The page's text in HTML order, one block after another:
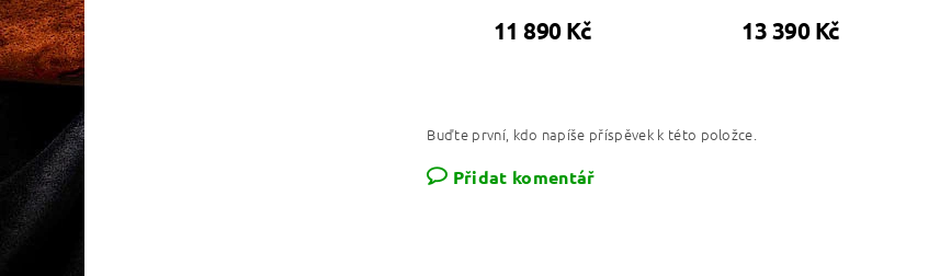
11 890 Kč 13 390 Kč
Buďte první, kdo napíše příspěvek k této položce.
Přidat komentář